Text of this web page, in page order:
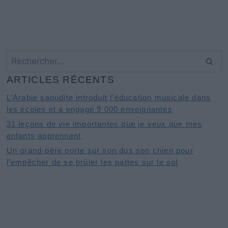
ARTICLES RÉCENTS
L’Arabie saoudite introduit l’éducation musicale dans
les écoles et a engagé 9 000 enseignantes
31 leçons de vie importantes que je veux que mes
enfants apprennent
Un grand-père porte sur son dos son chien pour
l’empêcher de se brûler les pattes sur le sol